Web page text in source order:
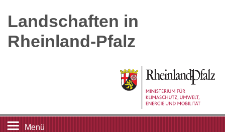
Landschaften in
Rheinland-Pfalz
Menü